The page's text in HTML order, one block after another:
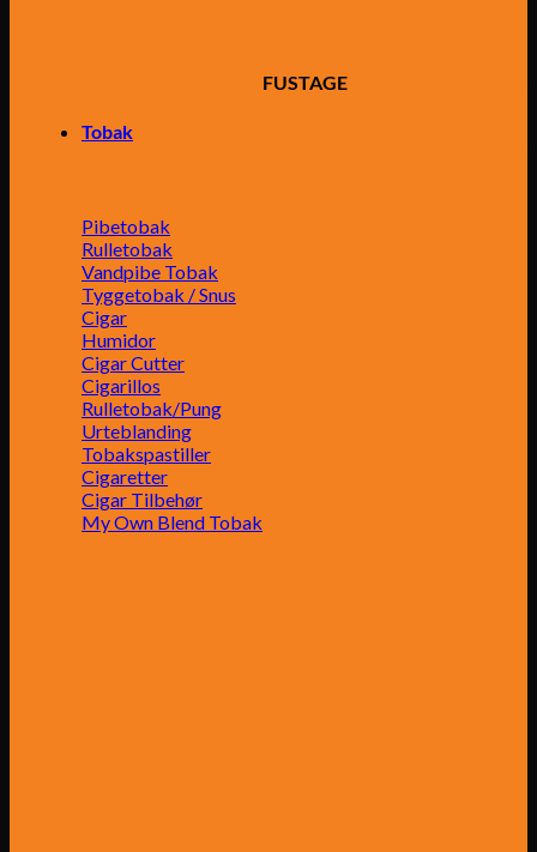
FUSTAGE
Tobak
Pibetobak
Rulletobak
Vandpibe Tobak
Tyggetobak / Snus
Cigar
Humidor
Cigar Cutter
Cigarillos
Rulletobak/Pung
Urteblanding
Tobakspastiller
Cigaretter
Cigar Tilbehør
My Own Blend Tobak